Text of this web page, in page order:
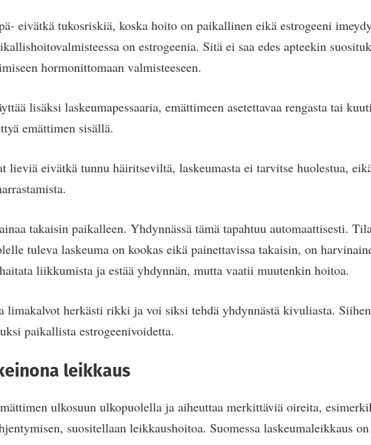
eivätkä tukosriskiä, koska hoito on paikallinen eikä estrogeeni
on estrogeenia. Sitä ei saa edes apteekin
hormonittomaan valmisteeseen.
lisäksi laskeumapessaaria, emättimeen asetettavaa rengasta tai
emättimen sisällä.
lieviä eivätkä tunnu häiritseviltä, laskeumasta ei tarvitse huolestua,
takaisin paikalleen. Yhdynnässä tämä tapahtuu automaattisesti.
tuleva laskeuma on kookas eikä painettavissa takaisin, on
liikkumista ja estää yhdynnän, mutta vaatii muutenkin hoitoa.
limakalvot herkästi rikki ja voi siksi tehdä yhdynnästä kivuliasta.
paikallista estrogeenivoidetta.
leikkaus
ulkosuun ulkopuolella ja aiheuttaa merkittäviä oireita,
suositellaan leikkaushoitoa. Suomessa laskeumaleikkaus on